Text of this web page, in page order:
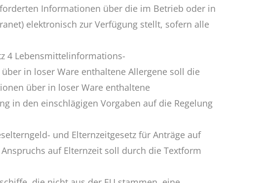
Informationen über die im Betrieb oder in
elektronisch zur Verfügung stellt, sofern alle
4 Lebensmittelinformations-
in loser Ware enthaltene Allergene soll die
über in loser Ware enthaltene
in den einschlägigen Vorgaben auf die Regelung
und Elternzeitgesetz für Anträge auf
auf Elternzeit soll durch die Textform